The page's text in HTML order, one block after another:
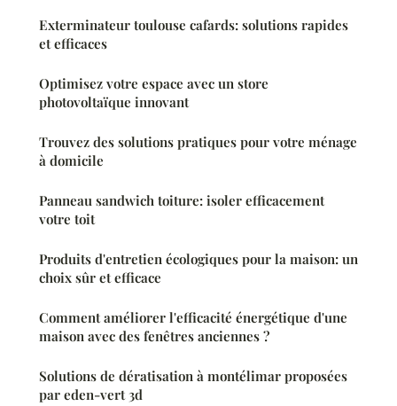
Exterminateur toulouse cafards: solutions rapides
et efficaces
Optimisez votre espace avec un store
photovoltaïque innovant
Trouvez des solutions pratiques pour votre ménage
à domicile
Panneau sandwich toiture: isoler efficacement
votre toit
Produits d'entretien écologiques pour la maison: un
choix sûr et efficace
Comment améliorer l'efficacité énergétique d'une
maison avec des fenêtres anciennes ?
Solutions de dératisation à montélimar proposées
par eden-vert 3d